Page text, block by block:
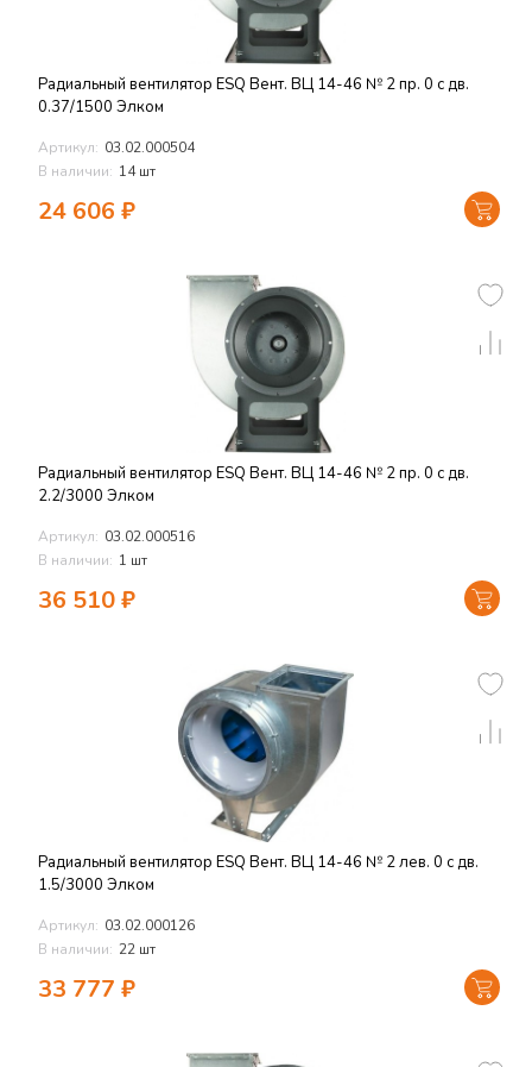
Радиальный вентилятор ESQ Вент. ВЦ 14-46 № 2 пр. 0 с дв.
0.37/1500 Элком
Артикул: 03.02.000504
В наличии: 14 шт
24 606 ₽
Радиальный вентилятор ESQ Вент. ВЦ 14-46 № 2 пр. 0 с дв.
2.2/3000 Элком
Артикул: 03.02.000516
В наличии: 1 шт
36 510₽
Радиальный вентилятор ESQ Вент. ВЦ 14-46 № 2 лев. 0 с дв.
1.5/3000 Элком
Артикул: 03.02.000126
В наличии: 22 шт
33 777 ₽